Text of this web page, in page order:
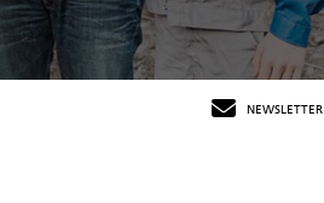
NEWSLETTER